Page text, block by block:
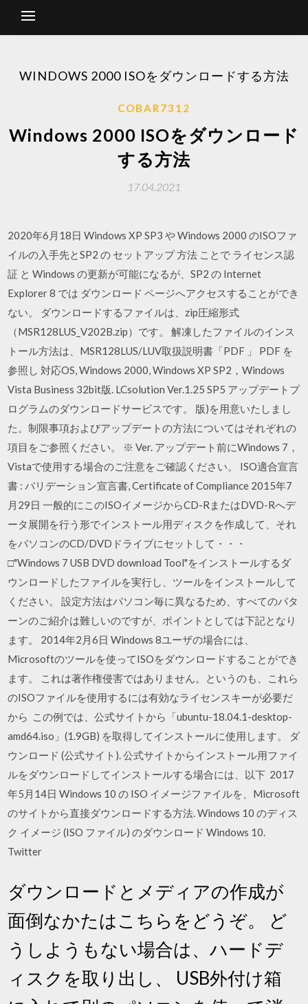
WINDOWS 2000 ISOをダウンロードする方法
COBAR7312
Windows 2000 ISOをダウンロード
する方法
17.04.2021
2020年6月18日 Windows XP SP3 や Windows 2000 のISOファ
イルの入手先とSP2 の セットアップ 方法 ことで ライセンス認
証 と Windows の更新が可能になるが、SP2 の Internet
Explorer 8 では ダウンロード ページへアクセスすることができ
ない。 ダウンロードするファイルは、zip圧縮形式
（MSR128LUS_V202B.zip）です。 解凍したファイルのインス
トール方法は、MSR128LUS/LUV取扱説明書「PDF 」 PDF を
参照し 対応OS, Windows 2000, Windows XP SP2，Windows
Vista Business 32bit版. LCsolution Ver.1.25 SP5 アップデートプ
ログラムのダウンロードサービスです。 版)を用意いたしまし
た。制限事項およびアップデートの方法についてはそれぞれの
項目をご参照ください。 ※ Ver. アップデート前にWindows 7，
Vistaで使用する場合のご注意をご確認ください。 ISO適合宣言
書 : バリデーション宣言書, Certificate of Compliance 2015年7
月29日 一般的にこのISOイメージからCD-RまたはDVD-Rへデ
ータ展開を行う形でインストール用ディスクを作成して、それ
をパソコンのCD/DVDドライブにセットして・・・
□"Windows 7 USB DVD download Tool"をインストールするダ
ウンロードしたファイルを実行し、ツールをインストールして
ください。 設定方法はパソコン毎に異なるため、すべてのパタ
ーンのご紹介は難しいのですが、ポイントとしては下記となり
ます。 2014年2月6日 Windows 8ユーザの場合には、
Microsoftのツールを使ってISOをダウンロードすることができ
ます。 これは著作権侵害ではありません。というのも、これら
のISOファイルを使用するには有効なライセンスキーが必要だ
から この例では、公式サイトから「ubuntu-18.04.1-desktop-
amd64.iso」(1.9GB) を取得してインストールに使用します。 ダ
ウンロード (公式サイト). 公式サイトからインストール用ファイ
ルをダウンロードしてインストールする場合には、以下 2017
年5月14日 Windows 10 の ISO イメージファイルを、Microsoft
のサイトから直接ダウンロードする方法. Windows 10 のディス
ク イメージ (ISO ファイル) のダウンロード Windows 10.
Twitter
ダウンロードとメディアの作成が
面倒なかたはこちらをどうぞ。 ど
うしようもない場合は、ハードデ
ィスクを取り出し、 USB外付け箱